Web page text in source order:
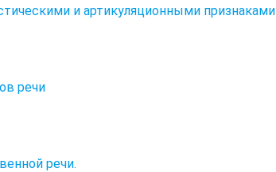
и артикуляционными признаками
речи
речи.